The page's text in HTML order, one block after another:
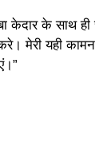
केदार के साथ ही
मेरी यही